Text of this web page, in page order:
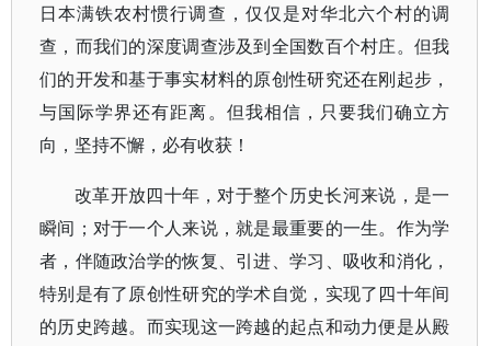
日本满铁农村惯行调查，仅仅是对华北六个村的调
查，而我们的深度调查涉及到全国数百个村庄。但我
们的开发和基于事实材料的原创性研究还在刚起步，
与国际学界还有距离。但我相信，只要我们确立方
向，坚持不懈，必有收获！
改革开放四十年，对于整个历史长河来说，是一
瞬间；对于一个人来说，就是最重要的一生。作为学
者，伴随政治学的恢复、引进、学习、吸收和消化，
特别是有了原创性研究的学术自觉，实现了四十年间
的历史跨越。而实现这一跨越的起点和动力便是从殿